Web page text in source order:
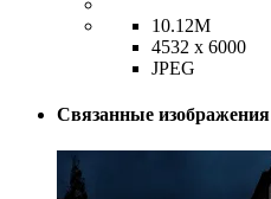
10.12M
4532 x 6000
JPEG
Связанные изображения